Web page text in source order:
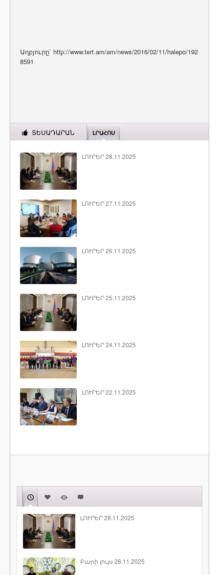
Աղբյուրը` http://www.tert.am/am/news/2016/02/11/halepo/192
8591
ՏԵՍԱԴԱՐԱՆ ԼՐԱՀՈՍ
ԼՈՒՐԵՐ 28.11.2025
ԼՈՒՐԵՐ 27.11.2025
ԼՈՒՐԵՐ 26.11.2025
ԼՈՒՐԵՐ 25.11.2025
ԼՈՒՐԵՐ 24.11.2025
ԼՈՒՐԵՐ 22.11.2025
ԼՈՒՐԵՐ 28.11.2025
Բարի լույս 28.11.2025